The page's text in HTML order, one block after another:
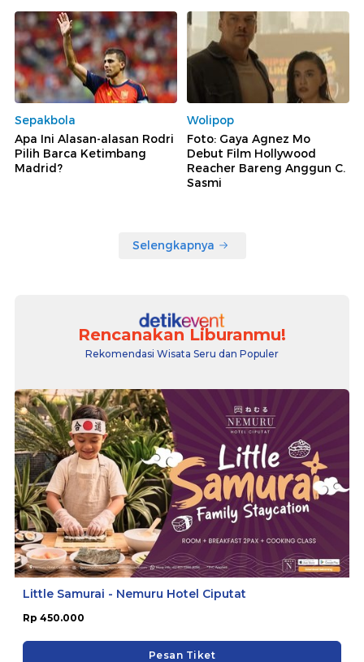
Sepakbola
Apa Ini Alasan-alasan Rodri
Pilih Barca Ketimbang
Madrid?
Wolipop
Foto: Gaya Agnez Mo
Debut Film Hollywood
Reacher Bareng Anggun C.
Sasmi
Selengkapnya
Rencanakan Liburanmu!
Rekomendasi Wisata Seru dan Populer
Little Samurai - Nemuru Hotel Ciputat
Rp 450.000
Pesan Tiket